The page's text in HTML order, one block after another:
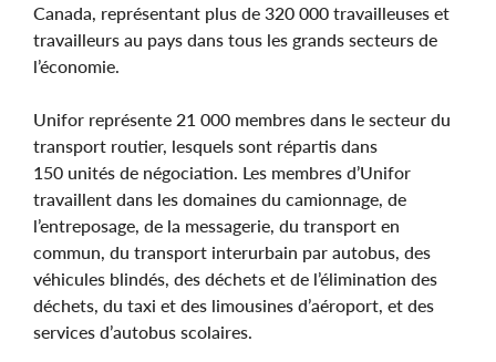
Canada, représentant plus de 320 000 travailleuses et
travailleurs au pays dans tous les grands secteurs de
l’économie.
Unifor représente 21 000 membres dans le secteur du
transport routier, lesquels sont répartis dans
150 unités de négociation. Les membres d’Unifor
travaillent dans les domaines du camionnage, de
l’entreposage, de la messagerie, du transport en
commun, du transport interurbain par autobus, des
véhicules blindés, des déchets et de l’élimination des
déchets, du taxi et des limousines d’aéroport, et des
services d’autobus scolaires.